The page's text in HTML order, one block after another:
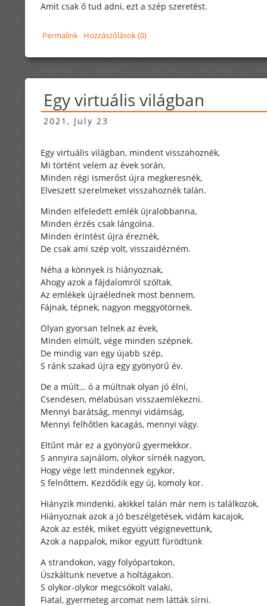
Amit csak ő tud adni, ezt a szép szeretést.
Permalink Hozzászólások (0)
Egy virtuális világban
2021, July 23
Egy virtuális világban, mindent visszahoznék,
Mi történt velem az évek során,
Minden régi ismerőst újra megkeresnék,
Elveszett szerelmeket visszahoznék talán.
Minden elfeledett emlék újralobbanna,
Minden érzés csak lángolna.
Minden érintést újra éreznék,
De csak ami szép volt, visszaidézném.
Néha a könnyek is hiányoznak,
Ahogy azok a fájdalomról szóltak.
Az emlékek újraélednek most bennem,
Fájnak, tépnek, nagyon meggyötörnek.
Olyan gyorsan telnek az évek,
Minden elmúlt, vége minden szépnek.
De mindig van egy újabb szép,
S ránk szakad újra egy gyönyörű év.
De a múlt… ó a múltnak olyan jó élni,
Csendesen, mélabúsan visszaemlékezni.
Mennyi barátság, mennyi vidámság,
Mennyi felhőtlen kacagás, mennyi vágy.
Eltűnt már ez a gyönyörű gyermekkor.
S annyira sajnálom, olykor sírnék nagyon,
Hogy vége lett mindennek egykor,
S felnőttem. Kezdődik egy új, komoly kor.
Hiányzik mindenki, akikkel talán már nem is találkozok,
Hiányoznak azok a jó beszélgetések, vidám kacajok,
Azok az esték, miket együtt végignevettünk,
Azok a nappalok, mikor együtt fürödtünk
A strandokon, vagy folyópartokon,
Úszkáltunk nevetve a holtágakon.
S olykor-olykor megcsókolt valaki,
Fiatal, gyermeteg arcomat nem látták sírni.